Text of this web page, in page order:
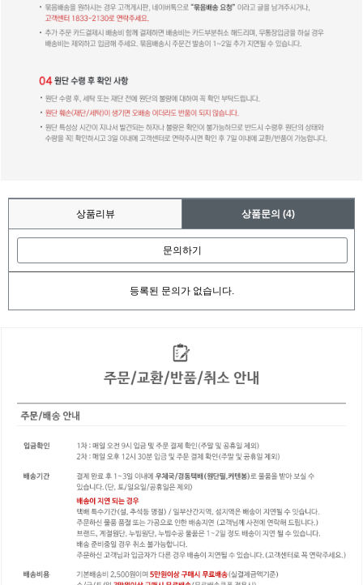
상품리뷰 상품문의 (4)
문의하기
등록된 문의가 없습니다.